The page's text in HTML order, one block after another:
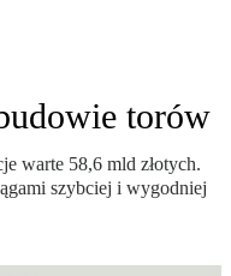
torów
warte 58,6 mld złotych.
szybciej i wygodniej